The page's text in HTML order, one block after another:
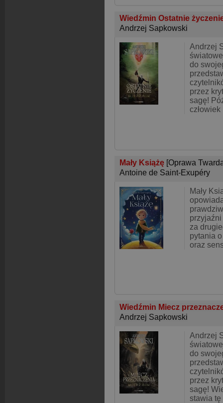
Wiedźmin Ostatnie
Andrzej Sapkowski
Andrzej
do
przez
sagę!
człowiek
Mały Książę [Oprawa
Antoine de Saint-Exupéry
Mały
za
pytania
oraz
Wiedźmin Miecz
Andrzej Sapkowski
Andrzej
do
przez
sagę!
stawia tę